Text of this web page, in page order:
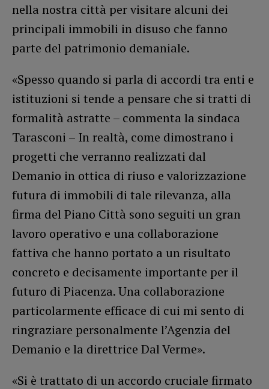
nella nostra città per visitare alcuni dei
principali immobili in disuso che fanno
parte del patrimonio demaniale.
«Spesso quando si parla di accordi tra enti e
istituzioni si tende a pensare che si tratti di
formalità astratte – commenta la sindaca
Tarasconi – In realtà, come dimostrano i
progetti che verranno realizzati dal
Demanio in ottica di riuso e valorizzazione
futura di immobili di tale rilevanza, alla
firma del Piano Città sono seguiti un gran
lavoro operativo e una collaborazione
fattiva che hanno portato a un risultato
concreto e decisamente importante per il
futuro di Piacenza. Una collaborazione
particolarmente efficace di cui mi sento di
ringraziare personalmente l’Agenzia del
Demanio e la direttrice Dal Verme».
«Si è trattato di un accordo cruciale firmato